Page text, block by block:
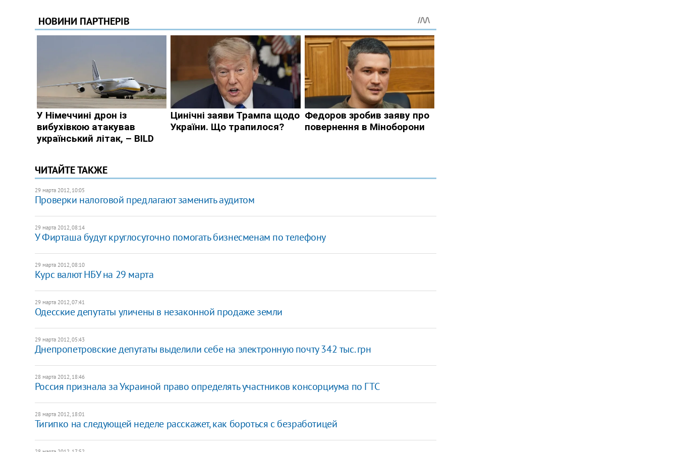
ЧИТАЙТЕ ТАКЖЕ
29 марта 2012, 10:05
Проверки налоговой предлагают заменить аудитом
29 марта 2012, 08:14
У Фирташа будут круглосуточно помогать бизнесменам по телефону
29 марта 2012, 08:10
Курс валют НБУ на 29 марта
29 марта 2012, 07:41
Одесские депутаты уличены в незаконной продаже земли
29 марта 2012, 05:43
Днепропетровские депутаты выделили себе на электронную почту 342 тыс. грн
28 марта 2012, 18:46
Россия признала за Украиной право определять участников консорциума по ГТС
28 марта 2012, 18:01
Тигипко на следующей неделе расскажет, как бороться с безработицей